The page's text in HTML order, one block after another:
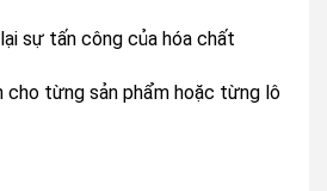
sự tấn công của hóa chất
cho từng sản phẩm hoặc từng lô